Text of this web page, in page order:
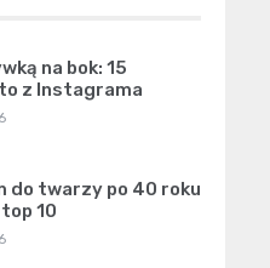
na bok: 15
z Instagrama
do twarzy po 40 roku
10